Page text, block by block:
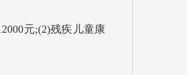
元;(2)残疾儿童康